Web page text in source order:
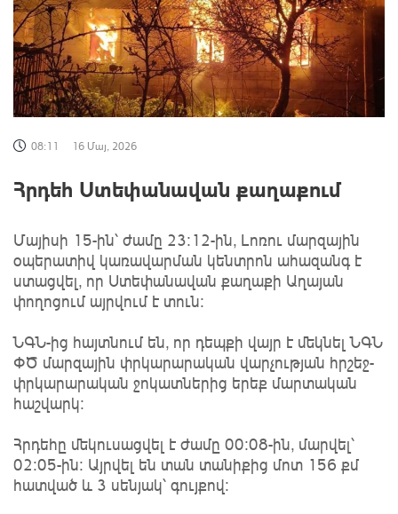
08:11 16 Մայ, 2026
Հրդեհ Ստեփանավան քաղաքում
Մայիսի 15-ին՝ ժամը 23։12-ին, Լոռու մարզային
օպերատիվ կառավարման կենտրոն ահազանգ է
ստացվել, որ Ստեփանավան քաղաքի Աղայան
փողոցում այրվում է տուն։
ՆԳՆ-ից հայտնում են, որ դեպքի վայր է մեկնել ՆԳՆ
ՓԾ մարզային փրկարարական վարչության հրշեջ-
փրկարարական ջոկատներից երեք մարտական
հաշվարկ։
Հրդեհը մեկուսացվել է ժամը 00։08-ին, մարվել՝
02։05-ին։ Այրվել են տան տանիքից մոտ 156 քմ
հատված և 3 սենյակ՝ գույքով։